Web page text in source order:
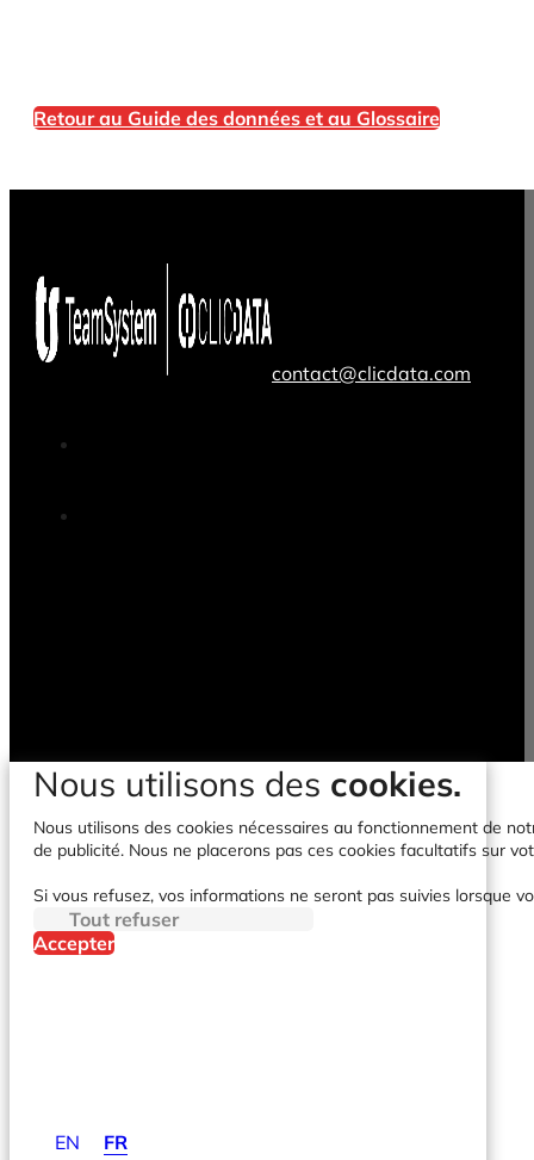
Retour au Guide des données et au Glossaire
contact@clicdata.com
EN FR
Nous utilisons des cookies.
Nous utilisons des cookies nécessaires au fonctionnement de
de publicité. Nous ne placerons pas ces cookies facultatifs sur
Si vous refusez, vos informations ne seront pas suivies lorsque
Tout refuser
Accepter